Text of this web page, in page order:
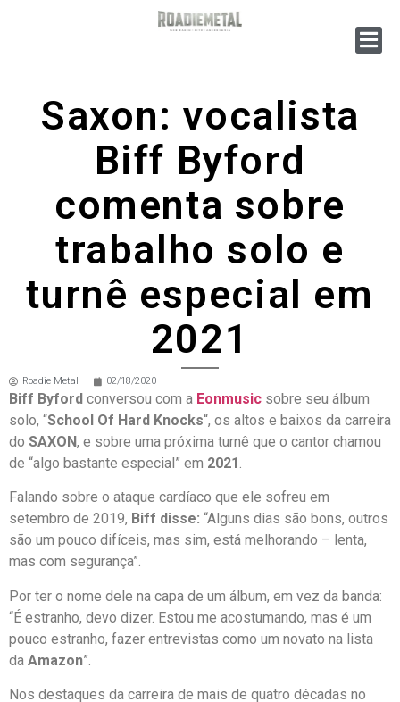
Saxon: vocalista
Biff Byford
comenta sobre
trabalho solo e
turnê especial em
2021
Roadie Metal 02/18/2020
Biff Byford conversou com a Eonmusic sobre seu álbum
solo, “School Of Hard Knocks“, os altos e baixos da carreira
do SAXON, e sobre uma próxima turnê que o cantor chamou
de “algo bastante especial” em 2021.
Falando sobre o ataque cardíaco que ele sofreu em
setembro de 2019, Biff disse: “Alguns dias são bons, outros
são um pouco difíceis, mas sim, está melhorando – lenta,
mas com segurança”.
Por ter o nome dele na capa de um álbum, em vez da banda:
“É estranho, devo dizer. Estou me acostumando, mas é um
pouco estranho, fazer entrevistas como um novato na lista
da Amazon”.
Nos destaques da carreira de mais de quatro décadas no